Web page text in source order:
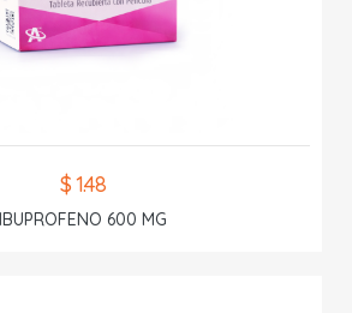
$ 1.48
IBUPROFENO 600 MG